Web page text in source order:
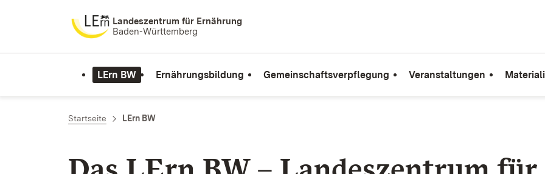
Zum Inhalt springenLandeszentrum für Ernährung
Baden-Württemberg
LErn BW Ernährungsbildung Gemeinschaftsverpflegung Veranstaltungen
Startseite LErn BW